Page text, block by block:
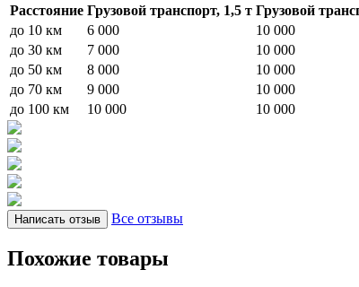
Расстояние Грузовой транспорт, 1,5 т Грузовой
до 10 км
6 000 10 000
до 30 км
7 000 10 000
до 50 км
8 000 10 000
до 70 км
9 000 10 000
до 100 км
10 000 10 000
Написать отзыв Все отзывы
Похожие товары